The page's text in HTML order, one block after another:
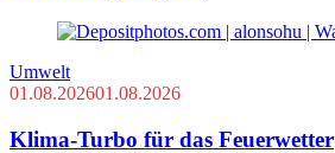
Umwelt
01.08.202601.08.2026
Klima-Turbo für das Feuerwetter